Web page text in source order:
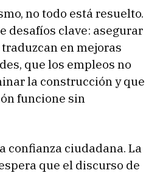
no todo está resuelto.
desafíos clave: asegurar
en mejoras
que los empleos no
la construcción y que
funcione sin
confianza ciudadana. La
que el discurso de